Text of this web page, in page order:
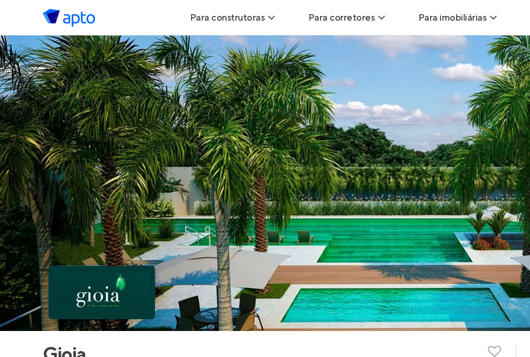
Para construtoras
Geração de Leads
Geração de Visitas
Geração de Vendas
Maiores Construtoras
Parcerias Imobiliárias
Anunciar Imóveis
Para corretores
Leads para Corretores
Corretor+
Parcerias imobiliárias
Hub de Corretores
Perfil Verificado
Anunciar imóveis
Para imobiliárias
Leads para
Hub de imobiliárias
Anunciar imóveis